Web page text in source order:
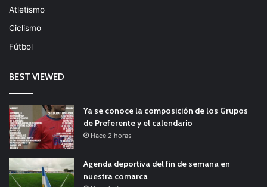
Atletismo
Ciclismo
Fútbol
BEST VIEWED
Ya se conoce la composición de los Grupos
de Preferente y el calendario
Hace 2 horas
Agenda deportiva del fin de semana en
nuestra comarca